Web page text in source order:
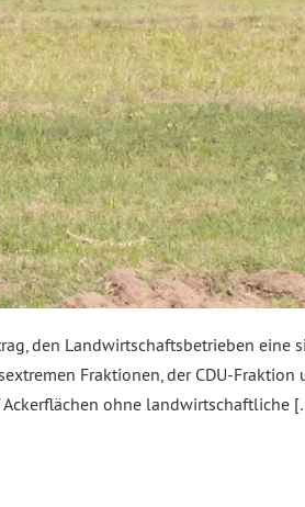
den Landwirtschaftsbetrieben eine
Fraktionen, der CDU-Fraktion
ohne landwirtschaftliche